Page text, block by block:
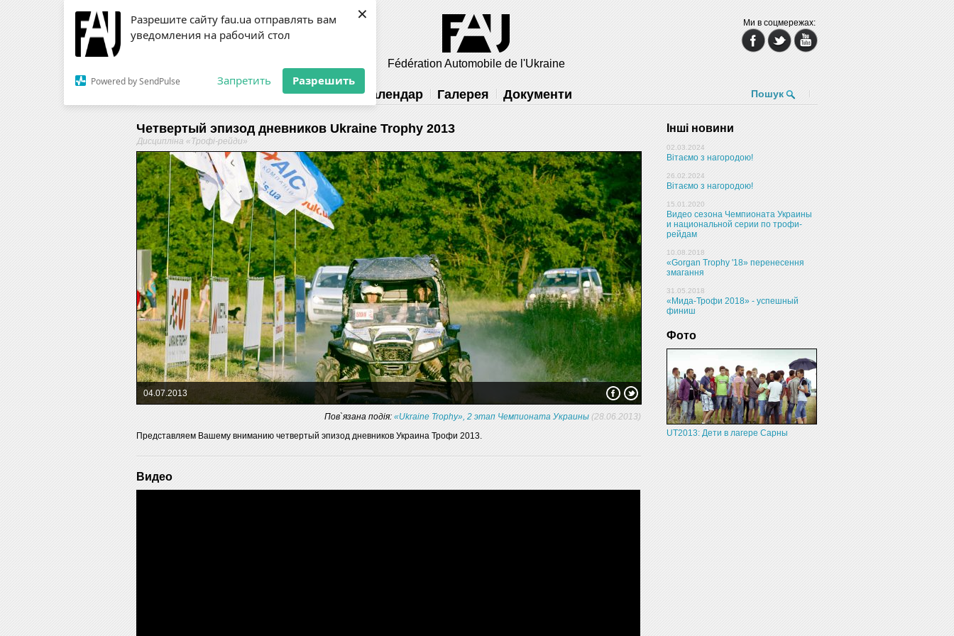
Разрешите сайту fau.ua отправлять вам
уведомления на рабочий стол
Powered by SendPulse Запретить Разрешить
×
ЗМІ RSS
Fédération Automobile de l'Ukraine
Ми в соцмережах:
Діяльність Календар Галерея Документи Пошук
Четвертый эпизод дневников Ukraine Trophy 2013
Дисципліна «Трофі-рейди»
04.07.2013
Пов`язана подія: «Ukraine Trophy», 2 этап Чемпионата Украины (28.06.2013)
Представляем Вашему вниманию четвертый эпизод дневников Украина Трофи 2013.
Видео
Інші новини
02.03.2024
Вітаємо з нагородою!
26.02.2024
Вітаємо з нагородою!
15.01.2020
Видео сезона Чемпионата Украины
и национальной серии по трофи-
рейдам
10.08.2018
«Gorgan Trophy '18» перенесення
змагання
31.05.2018
«Мида-Трофи 2018» - успешный
финиш
Фото
UT2013: Дети в лагере Сарны